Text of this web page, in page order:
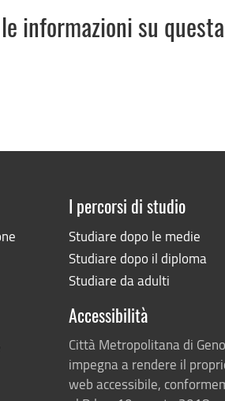
informazioni su
I percorsi di studio
Studiare dopo le medie
Studiare dopo il diploma
Studiare da adulti
Accessibilità
Città Metropolitana di
impegna a rendere il
web accessibile,